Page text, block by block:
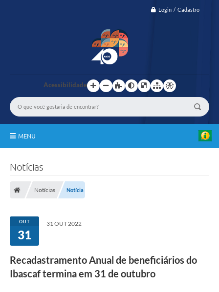
Login / Cadastro
Acessibilidade
MENU
PASMED
CONSELHOS
Contato
Notícias
Notícias Notícia
OUT
31
31 OUT 2022
Recadastramento Anual de beneficiários do
Ibascaf termina em 31 de outubro